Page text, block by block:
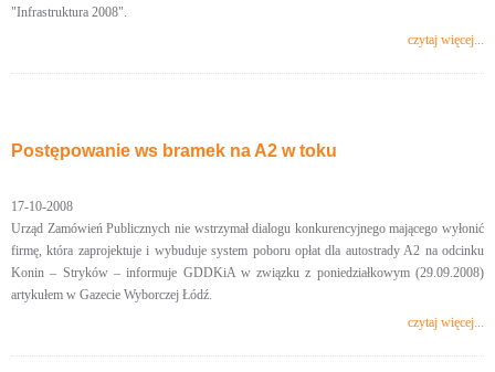
"Infrastruktura 2008".
czytaj więcej...
Postępowanie ws bramek na A2 w toku
17-10-2008
Urząd Zamówień Publicznych nie wstrzymał dialogu konkurencyjnego mającego wyłonić
firmę, która zaprojektuje i wybuduje system poboru opłat dla autostrady A2 na odcinku
Konin – Stryków – informuje GDDKiA w związku z poniedziałkowym (29.09.2008)
artykułem w Gazecie Wyborczej Łódź.
czytaj więcej...